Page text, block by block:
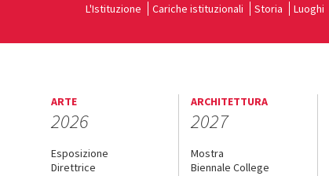
L'Istituzione Cariche istituzionali Storia Luoghi
ARTE
2026
Esposizione
Direttrice
ARCHITETTURA
2027
Mostra
Biennale College